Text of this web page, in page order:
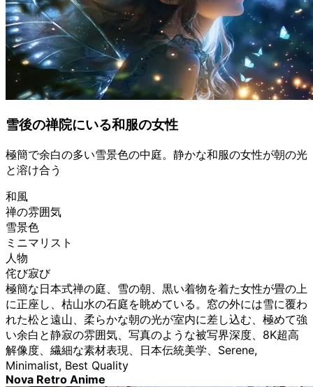
雪後の禅院にいる和服の女性
極簡で余白の多い雪景色の中庭。静かな和服の女性が朝の光
と溶け合う
和風
禅の雰囲気
雪景色
ミニマリスト
人物
侘び寂び
極簡な日本式禅の庭、雪の朝、黒い着物を着た女性が畳の上
に正座し、枯山水の石庭を眺めている。窓の外には雪に覆わ
れた松と遠山、柔らかな朝の光が室内に差し込む、極めて強
い余白と静寂の雰囲気、写真のような被写界深度、8K超高
解像度、繊細な素材表現、日本伝統美学、Serene,
Minimalist, Best Quality
Nova Retro Anime